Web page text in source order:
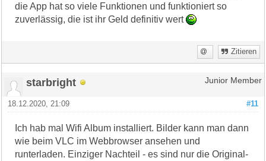
die App hat so viele Funktionen und funktioniert so
zuverlässig, die ist ihr Geld definitiv wert
Zitieren
starbright Junior Member
#11
18.12.2020, 21:09
Ich hab mal Wifi Album installiert. Bilder kann man dann
wie beim VLC im Webbrowser ansehen und
runterladen. Einziger Nachteil - es sind nur die Original-